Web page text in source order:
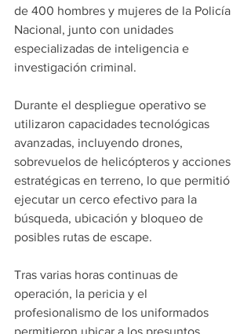
de 400 hombres y mujeres de la Policía
Nacional, junto con unidades
especializadas de inteligencia e
investigación criminal.
Durante el despliegue operativo se
utilizaron capacidades tecnológicas
avanzadas, incluyendo drones,
sobrevuelos de helicópteros y acciones
estratégicas en terreno, lo que permitió
ejecutar un cerco efectivo para la
búsqueda, ubicación y bloqueo de
posibles rutas de escape.
Tras varias horas continuas de
operación, la pericia y el
profesionalismo de los uniformados
permitieron ubicar a los presuntos